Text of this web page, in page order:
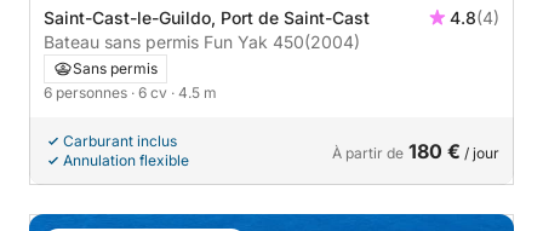
Saint-Cast-le-Guildo, Port de Saint-Cast 4.8(4)
Bateau sans permis Fun Yak 450(2004)
Sans permis
6 personnes · 6 cv · 4.5 m
Carburant inclus
Annulation flexible
À partir de 180 € / jour